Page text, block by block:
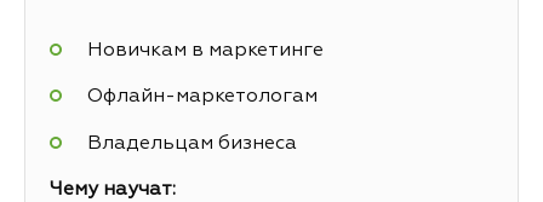
Новичкам в маркетинге
Офлайн-маркетологам
Владельцам бизнеса
Чему научат: